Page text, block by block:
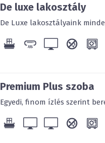
De luxe lakosztály
De Luxe lakosztályaink
Premium Plus szoba
Egyedi, finom ízlés szerint